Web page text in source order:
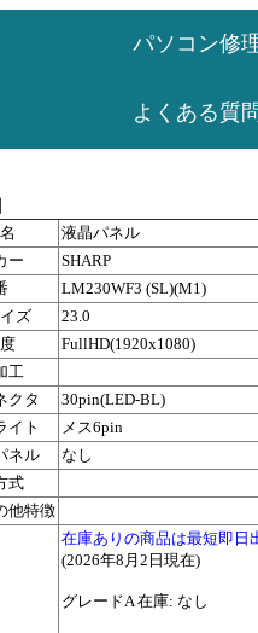
パソコン修
よくある質
液晶パネル
ー
SHARP
LM230WF3 (SL)(M1)
ズ
23.0
FullHD(1920x1080)
工
クタ
30pin(LED-BL)
イト
メス6pin
ネル
なし
式
他特徴
在庫ありの商品は最短即日
(2026年8月2日現在)
グレードA 在庫: なし